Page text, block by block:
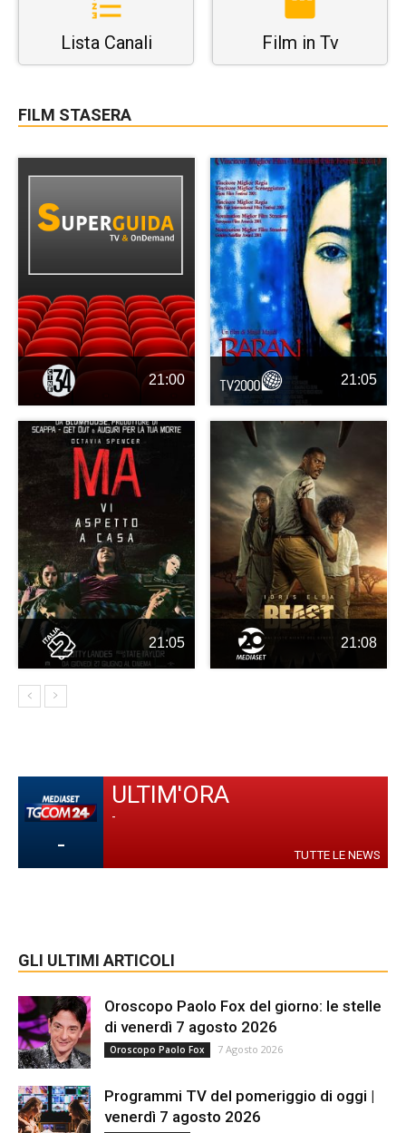
Lista Canali Film in Tv
FILM STASERA
21:00 21:05
21:05 21:08
-
ULTIM'ORA
-
TUTTE LE NEWS
GLI ULTIMI ARTICOLI
Oroscopo Paolo Fox del giorno: le stelle
di venerdì 7 agosto 2026
Oroscopo Paolo Fox 7 Agosto 2026
Programmi TV del pomeriggio di oggi |
venerdì 7 agosto 2026